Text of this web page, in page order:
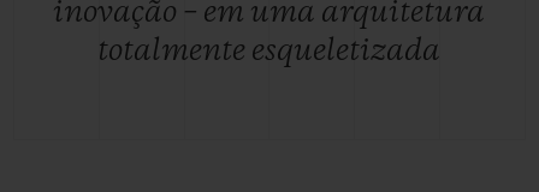
inovação – em uma arquitetura
totalmente esqueletizada